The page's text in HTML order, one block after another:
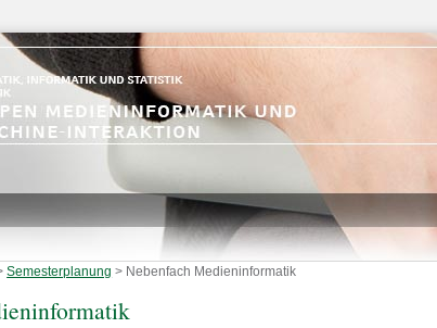
Semesterplanung > Nebenfach Medieninformatik